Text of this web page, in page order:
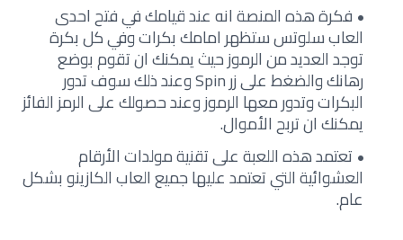
فكرة هذه المنصة انه عند قيامك في فتح احدى
العاب سلوتس ستظهر امامك بكرات وفي كل بكرة
توجد العديد من الرموز حيث يمكنك ان تقوم بوضع
رهانك والضغط على زر Spin وعند ذلك سوف تدور
البكرات وتدور معها الرموز وعند حصولك على الرمز الفائز
يمكنك ان تربح الأموال.
تعتمد هذه اللعبة على تقنية مولدات الأرقام
العشوائية التي تعتمد عليها جميع العاب الكازينو بشكل
عام.